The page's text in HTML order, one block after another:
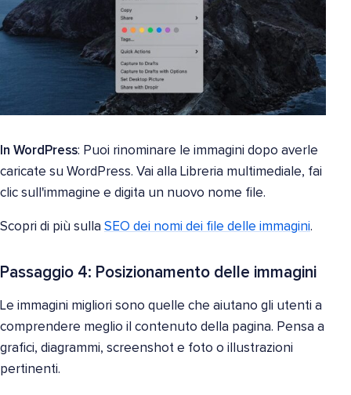
In WordPress: Puoi rinominare le immagini dopo averle
caricate su WordPress. Vai alla Libreria multimediale, fai
clic sull'immagine e digita un nuovo nome file.
Scopri di più sulla SEO dei nomi dei file delle immagini.
Passaggio 4: Posizionamento delle immagini
Le immagini migliori sono quelle che aiutano gli utenti a
comprendere meglio il contenuto della pagina. Pensa a
grafici, diagrammi, screenshot e foto o illustrazioni
pertinenti.